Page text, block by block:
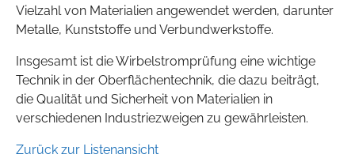
Vielzahl von Materialien angewendet werden, darunter
Metalle, Kunststoffe und Verbundwerkstoffe.
Insgesamt ist die Wirbelstromprüfung eine wichtige
Technik in der Oberflächentechnik, die dazu beiträgt,
die Qualität und Sicherheit von Materialien in
verschiedenen Industriezweigen zu gewährleisten.
Zurück zur Listenansicht